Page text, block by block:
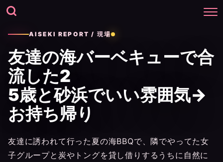
AISEKI REPORT / 現場
友達の海バーベキューで合
流した2
5歳と砂浜でいい雰囲気→
お持ち帰り
友達に誘われて行った夏の海BBQで、隣でやってた女
子グループと炭やトングを貸し借りするうちに自然に